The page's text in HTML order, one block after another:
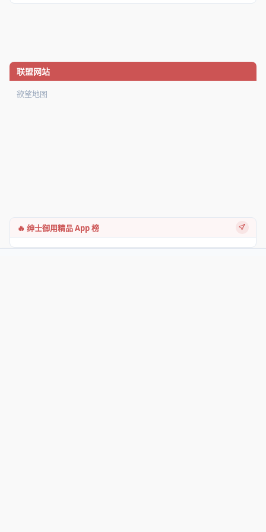
联盟网站
欲望地图
🔥 绅士御用精品 App 榜